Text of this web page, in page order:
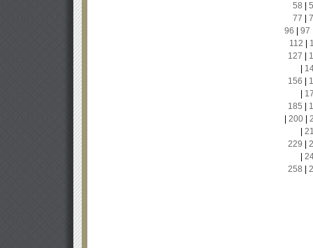
58
77
96
97
112
127
156
185
200|
229
258